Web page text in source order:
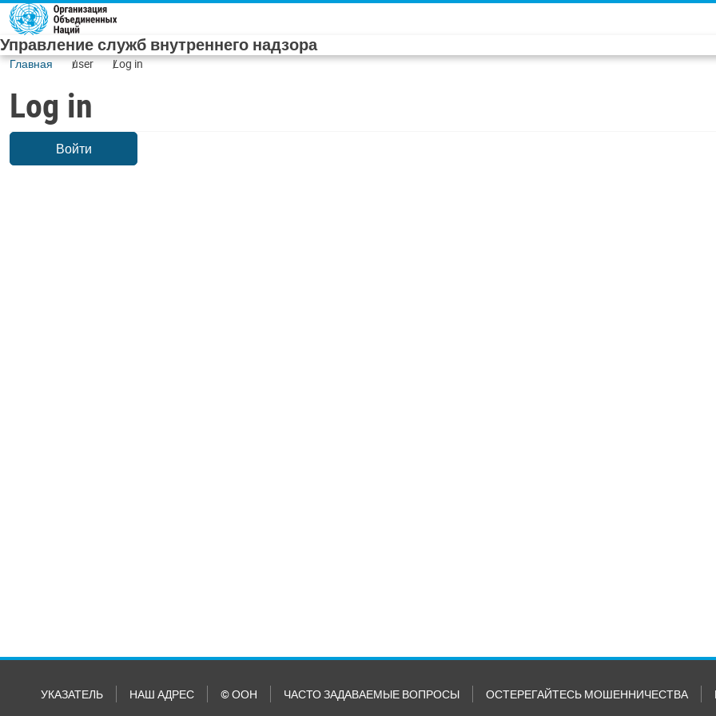
Skip to main content
Управление служб внутреннего надзора
Главная user Log in
Log in
Войти
УКАЗАТЕЛЬ НАШ АДРЕС © ООН ЧАСТО ЗАДАВАЕМЫЕ ВОПРОСЫ ОСТЕРЕГАЙТЕСЬ МОШЕННИЧЕСТВА